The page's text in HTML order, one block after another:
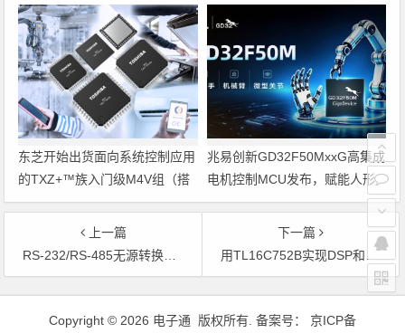
东芝开始出货面向系统控制应用
的TXZ+™族入门级M4V组（搭
载Arm Cortex‑M4内核的标准微
控制器）工程样品
兆易创新GD32F50MxxG高集成
电机控制MCU发布，赋能人形
机器人关节驱动革新
上一篇
RS-232/RS-485无源转换电路设计
下一篇
用TL16C752B实现DSP和PC机的串行通信
文章导航
Copyright © 2026 电子通 版权所有. 备案号： 京ICP备